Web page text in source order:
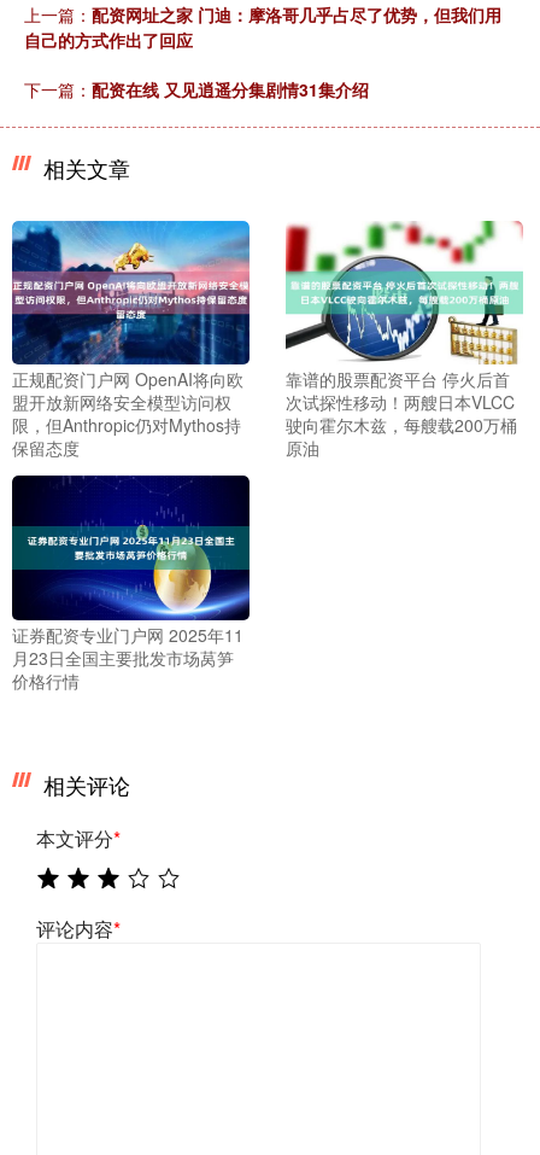
上一篇： 配资网址之家 门迪：摩洛哥几乎占尽了优势，但我们用
自己的方式作出了回应
下一篇： 配资在线 又见逍遥分集剧情31集介绍
相关文章
正规配资门户网 OpenAI将向欧
盟开放新网络安全模型访问权
限，但Anthropic仍对Mythos持
保留态度
靠谱的股票配资平台 停火后首
次试探性移动！两艘日本VLCC
驶向霍尔木兹，每艘载200万桶
原油
证券配资专业门户网 2025年11
月23日全国主要批发市场莴笋
价格行情
相关评论
本文评分*
评论内容*